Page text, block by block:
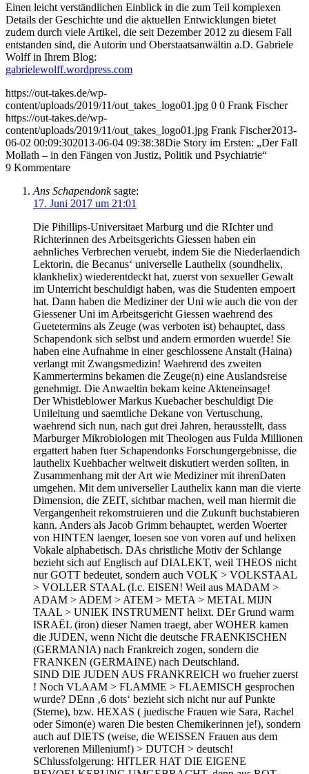
Einen leicht verständlichen Einblick in die zum Teil komplexen
Details der Geschichte und die aktuellen Entwicklungen bietet
zudem durch viele Artikel, die seit Dezember 2012 zu diesem Fall
entstanden sind, die Autorin und Oberstaatsanwältin a.D. Gabriele
Wolff in Ihrem Blog:
gabrielewolff.wordpress.com
https://out-takes.de/wp-
content/uploads/2019/11/out_takes_logo01.jpg 0 0 Frank Fischer
https://out-takes.de/wp-
content/uploads/2019/11/out_takes_logo01.jpg Frank Fischer2013-
06-02 00:09:302013-06-04 09:38:38Die Story im Ersten: „Der Fall
Mollath – in den Fängen von Justiz, Politik und Psychiatrie“
9 Kommentare
Ans Schapendonk sagte:
17. Juni 2017 um 21:01
Die Pihillips-Universitaet Marburg und die RIchter und
Richterinnen des Arbeitsgerichts Giessen haben ein
aehnliches Verbrechen veruebt, indem Sie die Niederlaendich
Lektorin, die Becanus‘ universelle Lauthelix (soundhelix,
klankhelix) wiederentdeckt hat, zuerst von sexueller Gewalt
im Unterricht beschuldigt haben, was die Studenten empoert
hat. Dann haben die Mediziner der Uni wie auch die von der
Giessener Uni im Arbeitsgericht Giessen waehrend des
Guetetermins als Zeuge (was verboten ist) behauptet, dass
Schapendonk sich selbst und andern ermorden wuerde! Sie
haben eine Aufnahme in einer geschlossene Anstalt (Haina)
verlangt mit Zwangsmedizin! Waehrend des zweiten
Kammertermins bekamen die Zeuge(n) eine Auslandsreise
genehmigt. Die Anwaeltin bekam keine Akteneinsage!
Der Whistleblower Markus Kuebacher beschuldigt Die
Unileitung und saemtliche Dekane von Vertuschung,
waehrend sich nun, nach gut drei Jahren, herausstellt, dass
Marburger Mikrobiologen mit Theologen aus Fulda Millionen
ergattert haben fuer Schapendonks Forschungergebnisse, die
lauthelix Kuehbacher weltweit diskutiert werden sollten, in
Zusammenhang mit der Art wie Mediziner mit ihrenDaten
umgehen. Mit dem universeller Lauthelix kann man die vierte
Dimension, die ZEIT, sichtbar machen, weil man hiermit die
Vergangenheit rekomstruieren und die Zukunft buchstabieren
kann. Anders als Jacob Grimm behauptet, werden Woerter
von HINTEN laenger, loesen soe von voren auf und helixen
Vokale alphabetisch. DAs christliche Motiv der Schlange
bezieht sich auf Englisch auf DIALEKT, weil THEOS nicht
nur GOTT bedeutet, sondern auch VOLK > VOLKSTAAL
> VOLLER STAAL (I.c. EISEN! Weil aus MADAM >
ADAM > ADEM > ATEM > META > METAL MIJN
TAAL > UNIEK INSTRUMENT helixt. DEr Grund warm
ISRAËL (iron) dieser Namen traegt, aber WOHER kamen
die JUDEN, wenn Nicht die deutsche FRAENKISCHEN
(GERMANIA) nach Frankreich zogen, sondern die
FRANKEN (GERMAINE) nach Deutschland.
SIND DIE JUDEN AUS FRANKREICH wo frueher zuerst
! Noch VLAAM > FLAMME > FLAEMISCH gesprochen
wurde? DEnn ‚6 dots‘ bezieht sich nicht nur auf Punkte
(Sterne), bzw. HEXAS ( juedische Frauen wie Sara, Rachel
oder Simon(e) waren Die besten Chemikerinnen je!), sondern
auch auf DIETS (weise, die WEISSEN Frauen aus dem
verlorenen Millenium!) > DUTCH > deutsch!
SChlussfolgerung: HITLER HAT DIE EIGENE